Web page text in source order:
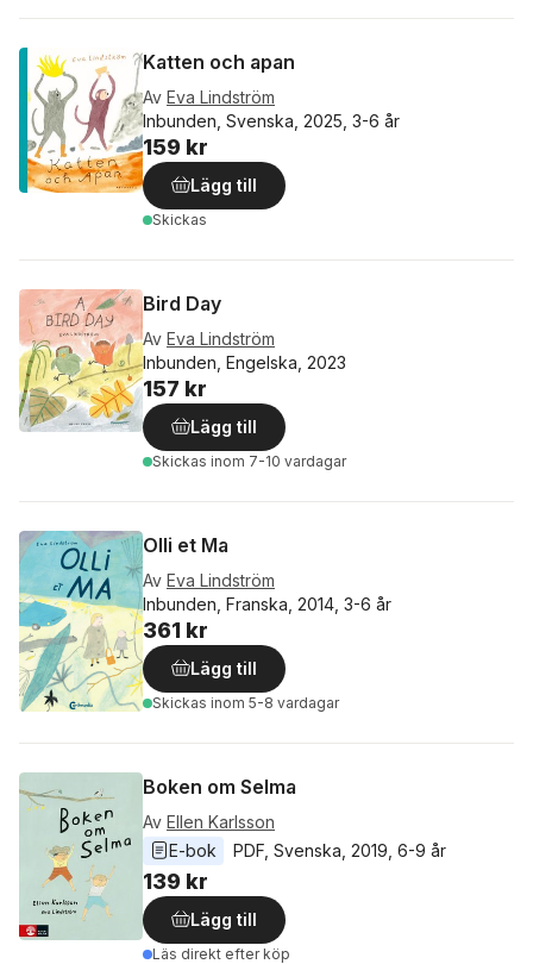
Katten och apan
Av Eva Lindström
Inbunden, Svenska, 2025, 3-6 år
159 kr
Lägg till
Skickas
Bird Day
Av Eva Lindström
Inbunden, Engelska, 2023
157 kr
Lägg till
Skickas inom 7-10 vardagar
Olli et Ma
Av Eva Lindström
Inbunden, Franska, 2014, 3-6 år
361 kr
Lägg till
Skickas inom 5-8 vardagar
Boken om Selma
Av Ellen Karlsson
E-bok
PDF Svenska 2019 6-9 år
139 kr
Lägg till
Läs direkt efter köp